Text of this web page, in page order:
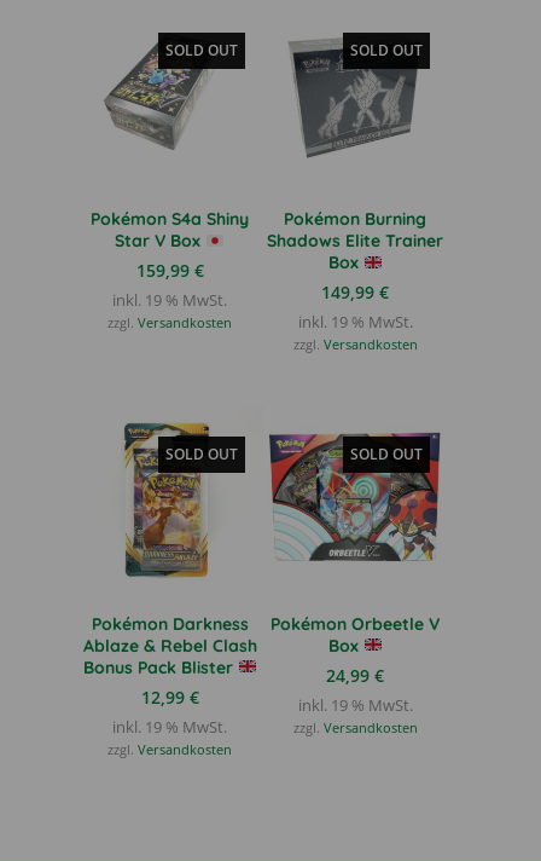
SOLD OUT
Pokémon S4a Shiny
Star V Box
159,99 €
inkl. 19 % MwSt.
zzgl.Versandkosten
SOLD OUT
Pokémon Burning
Shadows Elite Trainer
Box
149,99€
inkl. 19 % MwSt.
zzgl. Versandkosten
SOLD OUT
Pokémon Darkness
Ablaze & Rebel Clash
Bonus Pack Blister
12,99 €
inkl. 19 % MwSt.
zzgl.Versandkosten
SOLD OUT
Pokémon Orbeetle V
Box
24,99€
inkl. 19 % MwSt.
zzgl. Versandkosten